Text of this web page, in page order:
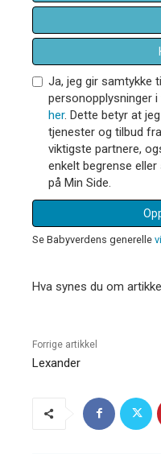
Ja, jeg gir samtykke
personopplysninger i
her. Dette betyr at
tjenester og tilbud
viktigste partnere,
enkelt begrense
på Min Side.
Se Babyverdens generelle
Hva synes du om
Forrige artikkel
Lexander